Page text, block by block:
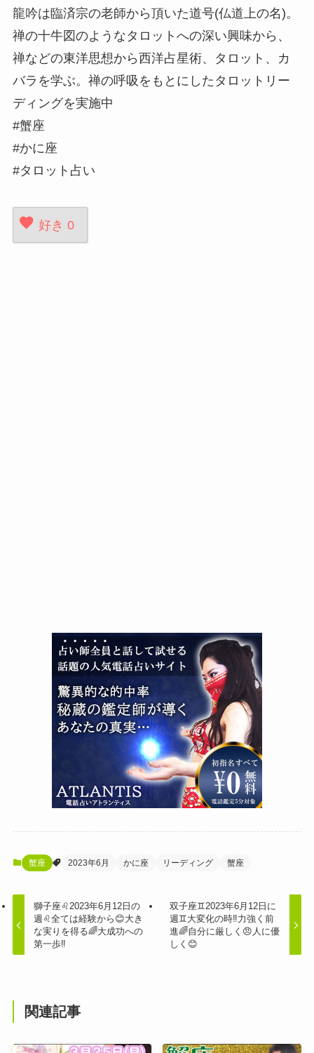
龍吟は臨済宗の老師から頂いた道号(仏道上の名)。
禅の十牛図のようなタロットへの深い興味から、
禅などの東洋思想から西洋占星術、タロット、カ
バラを学ぶ。禅の呼吸をもとにしたタロットリー
ディングを実施中
#蟹座
#かに座
#タロット占い
好き 0
蟹座 2023年6月 かに座 リーディング 蟹座
獅子座♌️2023年6月12日の
週♌️全ては経験から😊大き
な実りを得る🌈大成功への
第一歩‼️
双子座♊️2023年6月12日に
週♊️大変化の時‼️力強く前
進🌈自分に厳しく😠人に優
しく😊
関連記事